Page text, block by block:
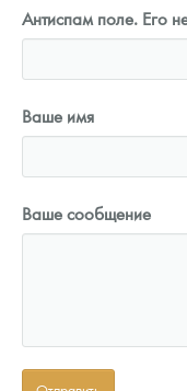
Антиспам поле. Его
Ваше имя
Ваше сообщение